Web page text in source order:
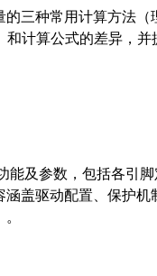
三种常用计算方法
和计算公式的差异，
能及参数，包括各引
盖驱动配置、保护